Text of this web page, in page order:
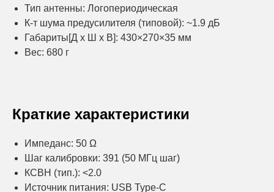
Тип антенны: Логопериодическая
К-т шума предусилителя (типовой): ~1.9 дБ
Габариты[Д x Ш x В]: 430×270×35 мм
Вес: 680 г
Краткие характеристики
Импеданс: 50 Ω
Шаг калибровки: 391 (50 МГц шаг)
КСВН (тип.): <2.0
Источник питания: USB Type-C